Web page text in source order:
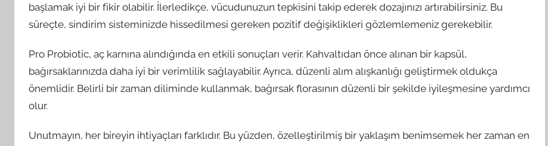
başlamak iyi bir fikir olabilir. İlerledikçe, vücudunuzun tepkisini takip ederek dozajınızı artırabilirsiniz. Bu
süreçte, sindirim sisteminizde hissedilmesi gereken pozitif değişiklikleri gözlemlemeniz gerekebilir.
Pro Probiotic, aç karnına alındığında en etkili sonuçları verir. Kahvaltıdan önce alınan bir kapsül,
bağırsaklarınızda daha iyi bir verimlilik sağlayabilir. Ayrıca, düzenli alım alışkanlığı geliştirmek oldukça
önemlidir. Belirli bir zaman diliminde kullanmak, bağırsak florasının düzenli bir şekilde iyileşmesine yardımcı
olur.
Unutmayın, her bireyin ihtiyaçları farklıdır. Bu yüzden, özelleştirilmiş bir yaklaşım benimsemek her zaman en